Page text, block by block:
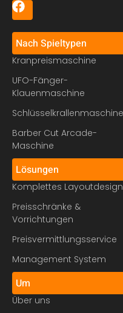
Nach Spieltypen
Kranpreismaschine
UFO-Fänger-
Klauenmaschine
Schlüsselkrallenmaschine
Barber Cut Arcade-
Maschine
Lösungen
Komplettes Layoutdesign
Preisschränke &
Vorrichtungen
Preisvermittlungsservice
Management System
Um
Über uns